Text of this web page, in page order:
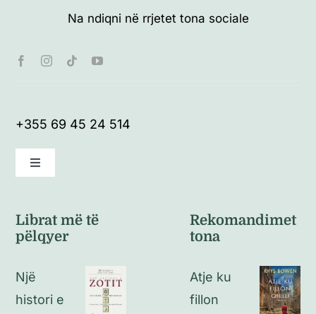
Na ndiqni në rrjetet tona sociale
+355 69 45 24 514
Toggle
Politikat e kthimeve
Politikat e privatësisë
Librat më të
pëlqyer
Një
histori e
Rekomandimet
tona
Atje ku
fillon